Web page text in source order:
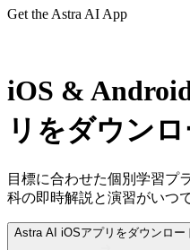
Get the Astra AI App
iOS &
リをダウン
目標に合わせた個別学習プ
科の即時解説と演習がいつ
Astra AI iOSアプリをダウンロー